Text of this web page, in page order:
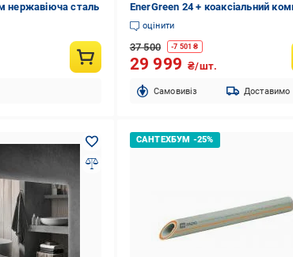
нержавіюча сталь
EnerGreen 24 + коаксіальний
оцінити
37 500 -7 501 ₴
29 999 ₴/шт.
Cамовивіз Доставимо